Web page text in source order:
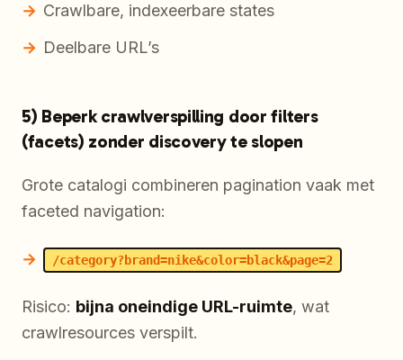
Crawlbare, indexeerbare states
Deelbare URL’s
5) Beperk crawlverspilling door filters
(facets) zonder discovery te slopen
Grote catalogi combineren pagination vaak met
faceted navigation:
/category?brand=nike&color=black&page=2
Risico: bijna oneindige URL-ruimte, wat
crawlresources verspilt.